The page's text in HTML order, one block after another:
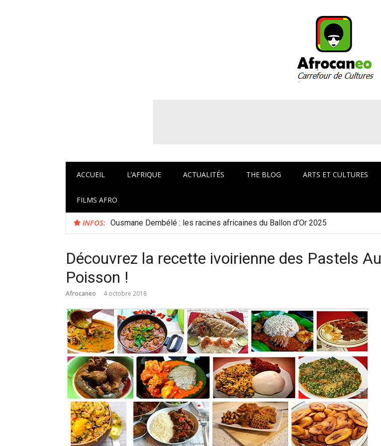
ACCUEIL L’AFRIQUE ACTUALITÉS THE BLOG ARTS ET CULTURES
FILMS AFRO
INFOS: Ousmane Dembélé : les racines africaines du Ballon d’Or 2025
Découvrez la recette ivoirienne des Pastels Au
Poisson !
Afrocaneo 4 octobre 2018